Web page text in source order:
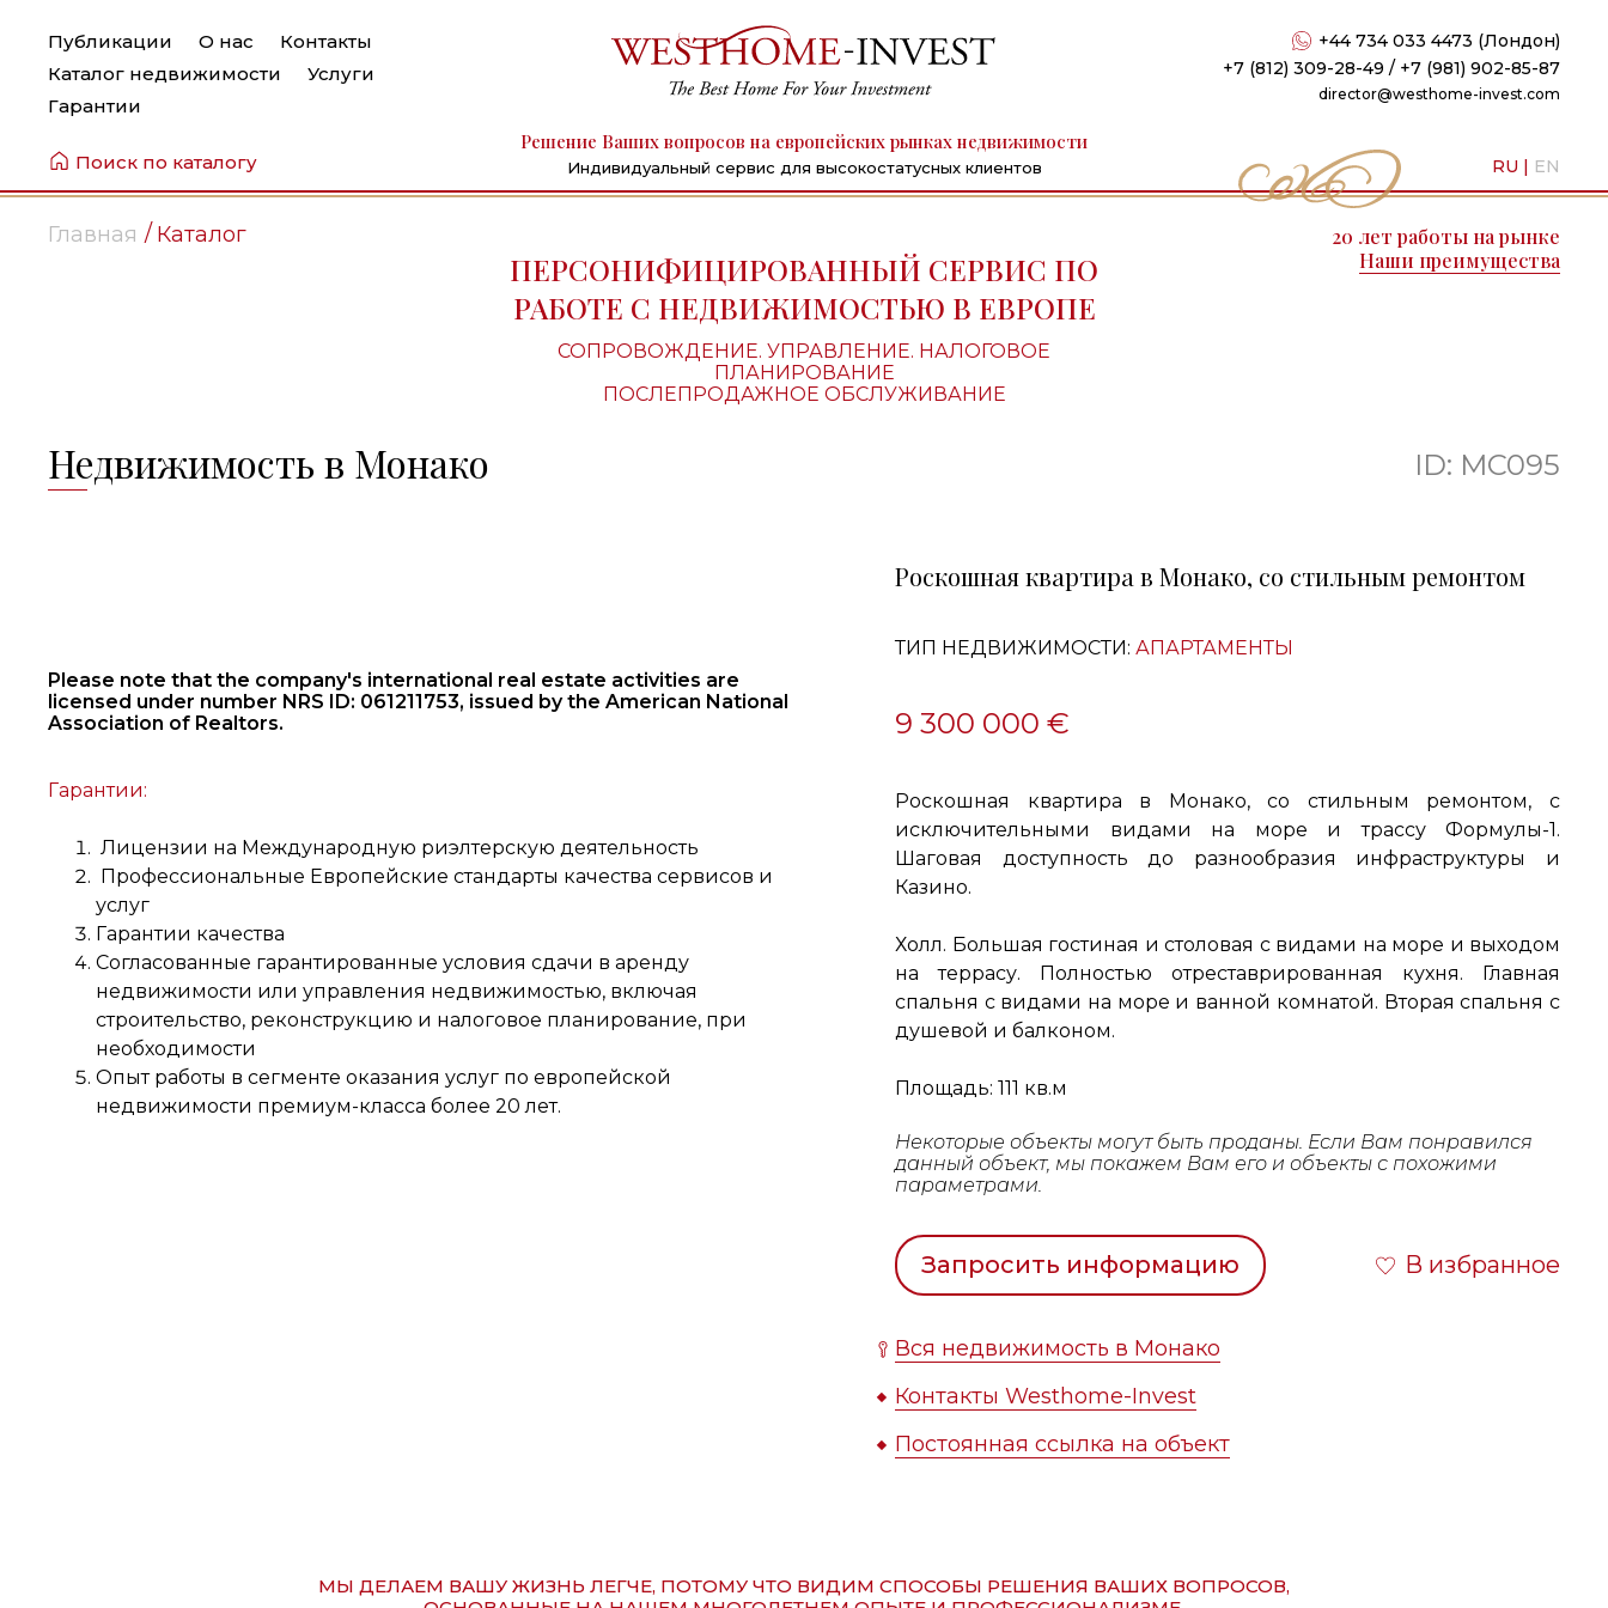
Публикации О нас
Контакты
Каталог недвижимости
Услуги
Гарантии
Поиск по каталогу
Решение Ваших вопросов на европейских рынках недвижимости
Индивидуальный сервис для высокостатусных клиентов
+44 734 033 4473 (Лондон)
+7 (812) 309-28-49 / +7 (981) 902-85-87
director@westhome-invest.com
RU | EN
Главная Каталог
ПЕРСОНИФИЦИРОВАННЫЙ СЕРВИС ПО
РАБОТЕ С НЕДВИЖИМОСТЬЮ В ЕВРОПЕ
СОПРОВОЖДЕНИЕ. УПРАВЛЕНИЕ. НАЛОГОВОЕ
ПЛАНИРОВАНИЕ
ПОСЛЕПРОДАЖНОЕ ОБСЛУЖИВАНИЕ
20 лет работы на рынке
Наши преимущества
Недвижимость в Монако ID: MC095
Please note that the company's international real estate activities are
licensed under number NRS ID: 061211753, issued by the American National
Association of Realtors.
Гарантии:
Лицензии на Международную риэлтерскую деятельность
Профессиональные Европейские стандарты качества сервисов и
услуг
Гарантии качества
Согласованные гарантированные условия сдачи в аренду
недвижимости или управления недвижимостью, включая
строительство, реконструкцию и налоговое планирование, при
необходимости
Опыт работы в сегменте оказания услуг по европейской
недвижимости премиум-класса более 20 лет.
Роскошная квартира в Монако, со стильным ремонтом
ТИП НЕДВИЖИМОСТИ: АПАРТАМЕНТЫ
9 300 000 €
Роскошная квартира в Монако, со стильным ремонтом, с
исключительными видами на море и трассу Формулы-1.
Шаговая доступность до разнообразия инфраструктуры и
Казино.
Холл. Большая гостиная и столовая с видами на море и выходом
на террасу. Полностью отреставрированная кухня. Главная
спальня с видами на море и ванной комнатой. Вторая спальня с
душевой и балконом.
Площадь: 111 кв.м
Некоторые объекты могут быть проданы. Если Вам понравился
данный объект, мы покажем Вам его и объекты с похожими
параметрами.
Запросить информацию В избранное
Вся недвижимость в Монако
Контакты Westhome-Invest
Постоянная ссылка на объект
МЫ ДЕЛАЕМ ВАШУ ЖИЗНЬ ЛЕГЧЕ, ПОТОМУ ЧТО ВИДИМ СПОСОБЫ РЕШЕНИЯ ВАШИХ ВОПРОСОВ,